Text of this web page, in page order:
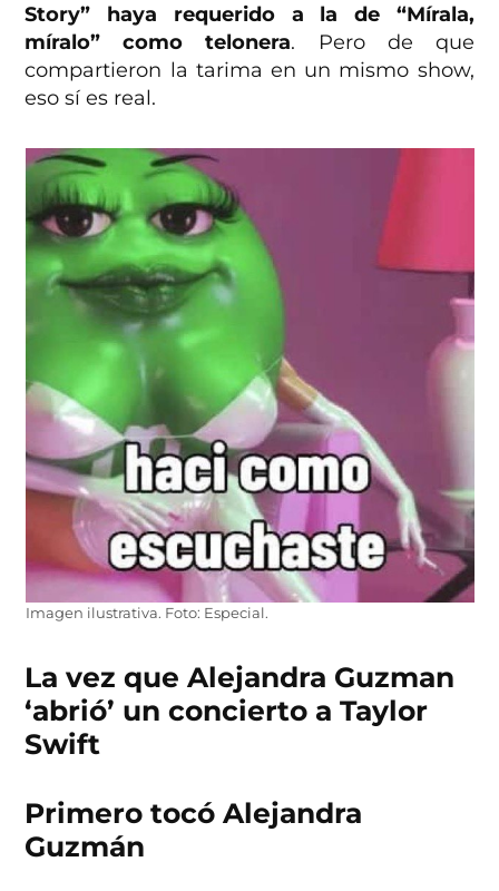
Story” haya requerido a la de “Mírala,
míralo” como telonera. Pero de que
compartieron la tarima en un mismo show,
eso sí es real.
Imagen ilustrativa. Foto: Especial.
La vez que Alejandra Guzman
‘abrió’ un concierto a Taylor
Swift
Primero tocó Alejandra
Guzmán